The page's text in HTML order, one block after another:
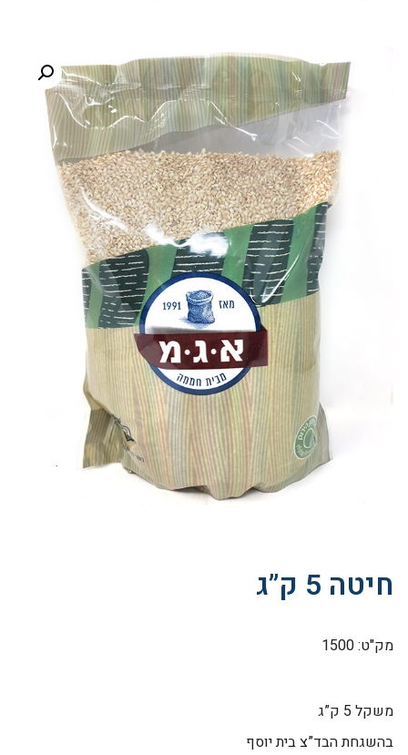
חיטה 5 ק”ג
מק"ט: 1500
משקל 5 ק”ג
בהשגחת הבד”צ בית יוסף